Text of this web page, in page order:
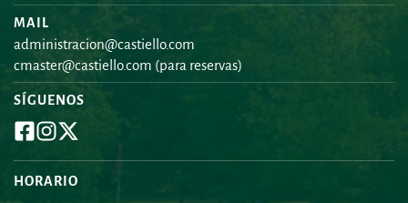
MAIL
administracion@castiello.com
cmaster@castiello.com (para reservas)
SÍGUENOS
HORARIO